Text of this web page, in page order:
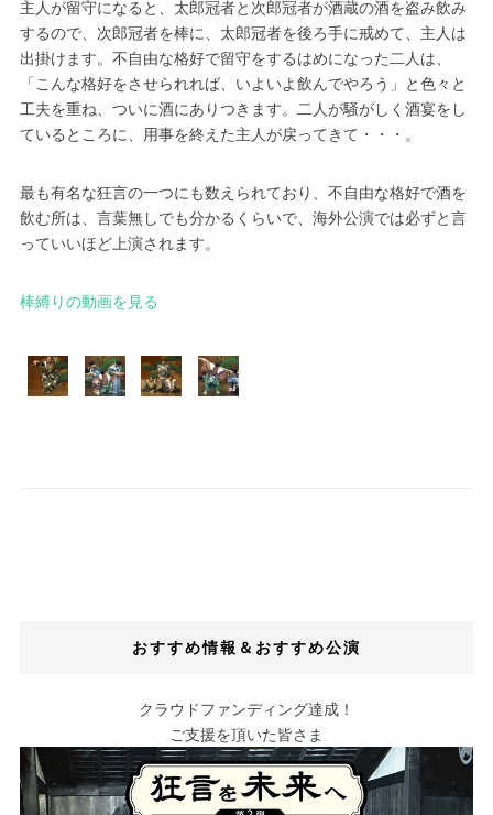
主人が留守になると、太郎冠者と次郎冠者が酒蔵の酒を盗み飲み
するので、次郎冠者を棒に、太郎冠者を後ろ手に戒めて、主人は
出掛けます。不自由な格好で留守をするはめになった二人は、
「こんな格好をさせられれば、いよいよ飲んでやろう」と色々と
工夫を重ね、ついに酒にありつきます。二人が騒がしく酒宴をし
ているところに、用事を終えた主人が戻ってきて・・・。
最も有名な狂言の一つにも数えられており、不自由な格好で酒を
飲む所は、言葉無しでも分かるくらいで、海外公演では必ずと言
っていいほど上演されます。
棒縛りの動画を見る
おすすめ情報＆おすすめ公演
クラウドファンディング達成！
ご支援を頂いた皆さま